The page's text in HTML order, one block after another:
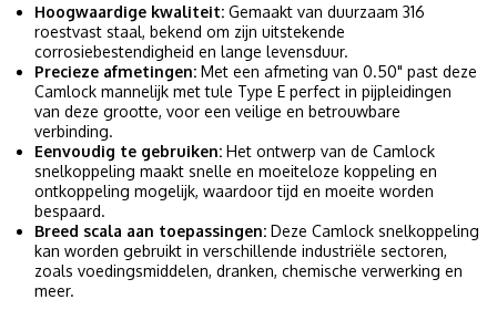
Hoogwaardige kwaliteit: Gemaakt van duurzaam 316
roestvast staal, bekend om zijn uitstekende
corrosiebestendigheid en lange levensduur.
Precieze afmetingen: Met een afmeting van 0.50" past deze
Camlock mannelijk met tule Type E perfect in pijpleidingen
van deze grootte, voor een veilige en betrouwbare
verbinding.
Eenvoudig te gebruiken: Het ontwerp van de Camlock
snelkoppeling maakt snelle en moeiteloze koppeling en
ontkoppeling mogelijk, waardoor tijd en moeite worden
bespaard.
Breed scala aan toepassingen: Deze Camlock snelkoppeling
kan worden gebruikt in verschillende industriële sectoren,
zoals voedingsmiddelen, dranken, chemische verwerking en
meer.